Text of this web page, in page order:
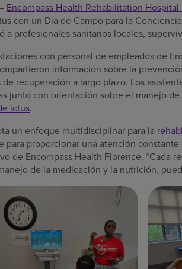
Encompass Health Rehabilitation
con un Día de Campo para la
a profesionales sanitarios locales,
con personal de empleados de
información sobre la
recuperación a largo plazo. Los
junto con orientación sobre el manejo
ictus.
un enfoque multidisciplinar para la
para proporcionar una atención
de Encompass Health Florence. “Cada
de la medicación y la nutrición,